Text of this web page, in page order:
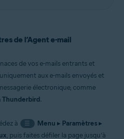
de l’Agent e-mail
de vos e-mails entrants et
aux e-mails envoyés et
électronique, comme
Thunderbird.
à ☰ Menu ▸ Paramètres▸
, puis faites défiler la page jusqu’à